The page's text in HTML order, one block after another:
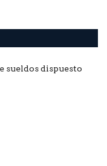
sueldos dispuesto